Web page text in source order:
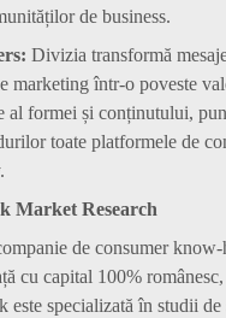
de business.
Divizia transformă
marketing într-o poveste
al formei și conținutului,
toate platformele de
Market Research
de consumer
cu capital 100%
este specializată în studii de